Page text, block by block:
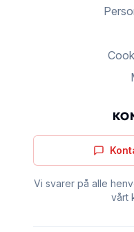
Vi svarer på alle
vårt